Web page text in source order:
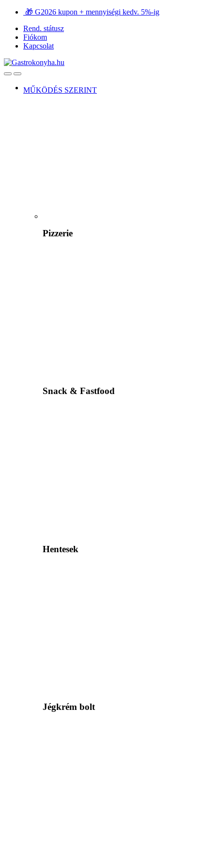
Ugrás
navigációhoz
Ugrás
tartalomra
🎁 G2026 kupon + mennyiségi kedv. 5%-ig
Rend. státusz
Fiókom
Kapcsolat
OpenClose
MŰKÖDÉS SZERINT
Pizzerie
Snack & Fastfood
Hentesek
Jégkrém bolt